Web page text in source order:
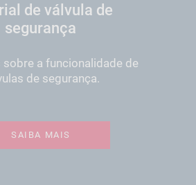
de válvula de
segurança
sobre a funcionalidade de
de segurança.
SAIBA MAIS